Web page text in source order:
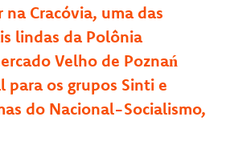
na Cracóvia, uma das
lindas da Polônia
Velho de Poznań
para os grupos Sinti e
do Nacional-Socialismo,